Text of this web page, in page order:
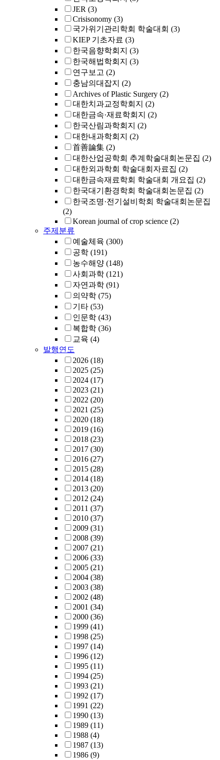
JER (3)
Crisisonomy (3)
국가위기관리학회 학술대회 (3)
KIEP 기초자료 (3)
한국음향학회지 (3)
한국해법학회지 (3)
연구보고 (2)
충남의대잡지 (2)
Archives of Plastic Surgery (2)
대한치과교정학회지 (2)
대한금속·재료학회지 (2)
한국산림과학회지 (2)
대한내과학회지 (2)
首善論集 (2)
대한산업공학회 추계학술대회논문집 (2)
대한외과학회 학술대회자료집 (2)
대한금속재료학회 학술대회 개요집 (2)
한국대기환경학회 학술대회논문집 (2)
한국조명·전기설비학회 학술대회논문집
(2)
Korean journal of crop science (2)
주제분류
예술체육 (300)
공학 (191)
농수해양 (148)
사회과학 (121)
자연과학 (91)
의약학 (75)
기타 (53)
인문학 (43)
복합학 (36)
교육 (4)
발행연도
2026 (18)
2025 (25)
2024 (17)
2023 (21)
2022 (20)
2021 (25)
2020 (18)
2019 (16)
2018 (23)
2017 (30)
2016 (27)
2015 (28)
2014 (18)
2013 (20)
2012 (24)
2011 (37)
2010 (37)
2009 (31)
2008 (39)
2007 (21)
2006 (33)
2005 (21)
2004 (38)
2003 (38)
2002 (48)
2001 (34)
2000 (36)
1999 (41)
1998 (25)
1997 (14)
1996 (12)
1995 (11)
1994 (25)
1993 (21)
1992 (17)
1991 (22)
1990 (13)
1989 (11)
1988 (4)
1987 (13)
1986 (9)